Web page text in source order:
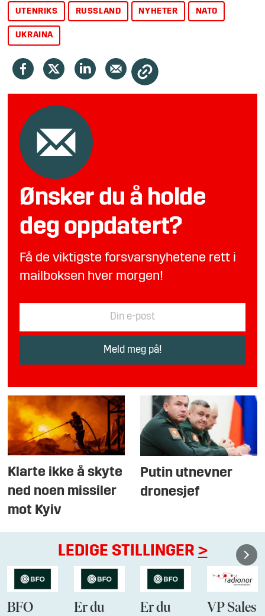
UTENRIKS RUSSLAND NYHETER NATO
UKRAINA
Ønsker du å holde
deg oppdatert?
Få de viktigste forsvarsnyhetene rett i
mailboksen hver morgen!
Klarte ikke å skyte
ned noen missiler
mot Kyiv
Putin utnevner
dronesjef
LEDIGE STILLINGER >
BFO
Er du
Er du
VP Sales